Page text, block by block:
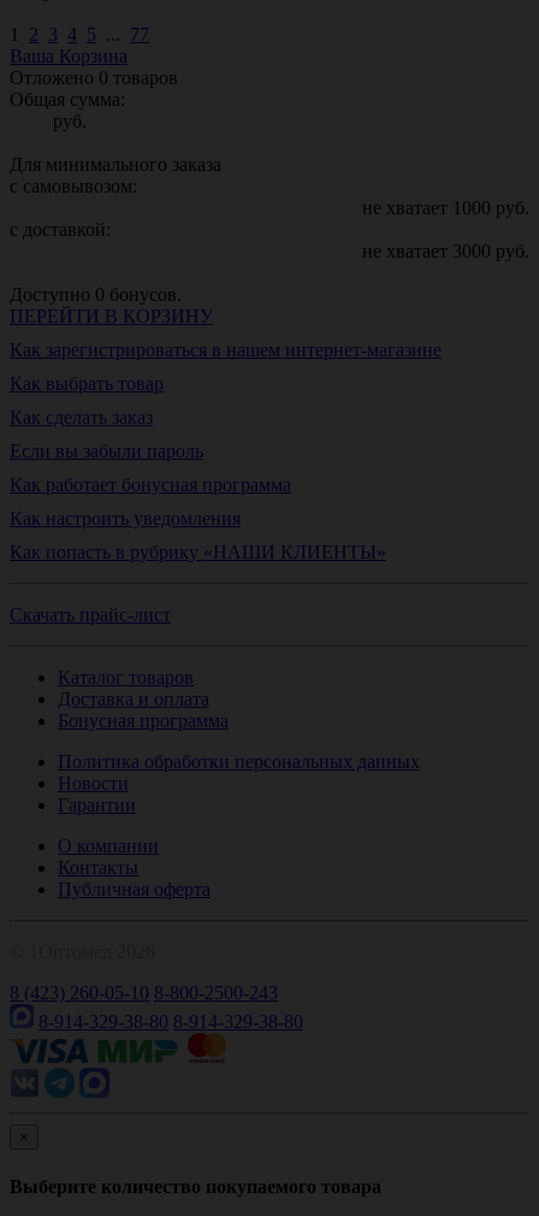
1 2 3 4 5 ... 77
Ваша Корзина
Отложено 0 товаров
Общая сумма:
руб.
Для минимального заказа
с самовывозом:
не хватает 1000 руб.
с доставкой:
не хватает 3000 руб.
Доступно 0 бонусов.
ПЕРЕЙТИ В КОРЗИНУ
Как зарегистрироваться в нашем интернет-магазине
Как выбрать товар
Как сделать заказ
Если вы забыли пароль
Как работает бонусная программа
Как настроить уведомления
Как попасть в рубрику «НАШИ КЛИЕНТЫ»
Скачать прайс-лист
Каталог товаров
Доставка и оплата
Бонусная программа
Политика обработки персональных данных
Новости
Гарантии
О компании
Контакты
Публичная оферта
8 (423) 260-05-10 8-800-2500-243
8-914-329-38-80 8-914-329-38-80
×
Выберите количество покупаемого товара